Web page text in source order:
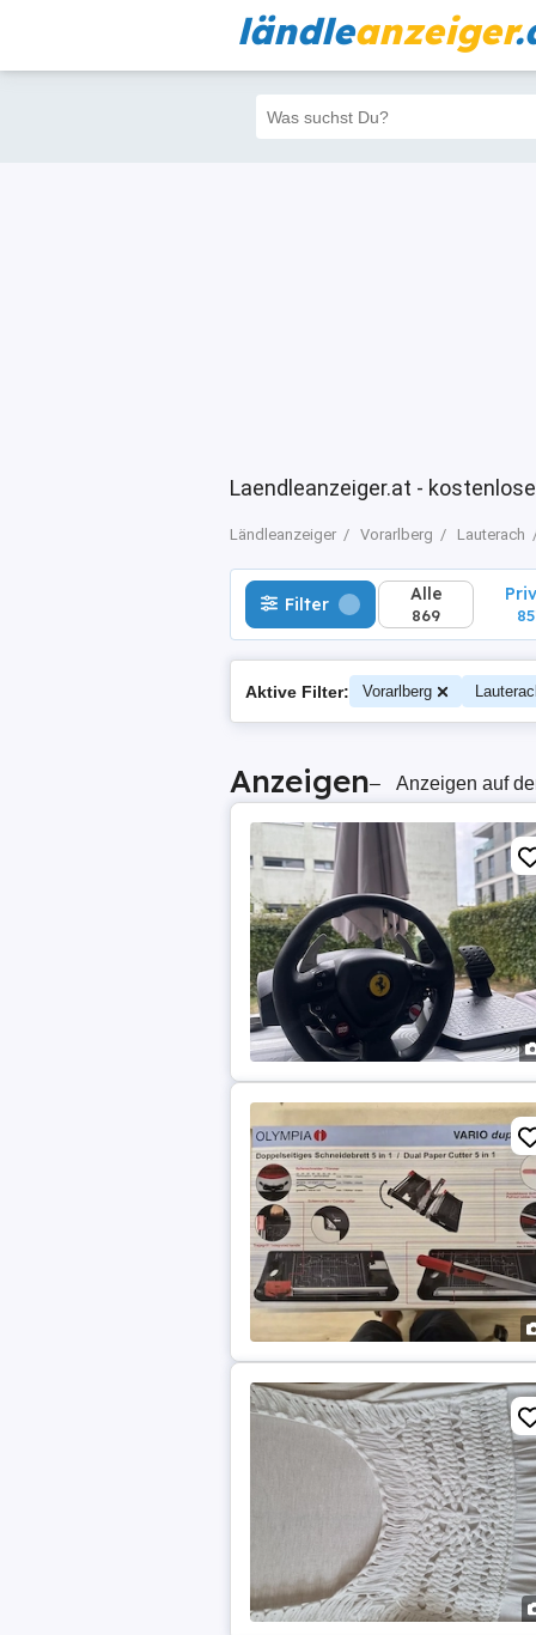
ländleanzeiger
Laendleanzeiger.at -
Ländleanzeiger Vorarlberg Lauterach
Filter Alle
869 857
Filter Alle
869
Aktive Filter: Vorarlberg
Anzeigen– Anzeigen auf